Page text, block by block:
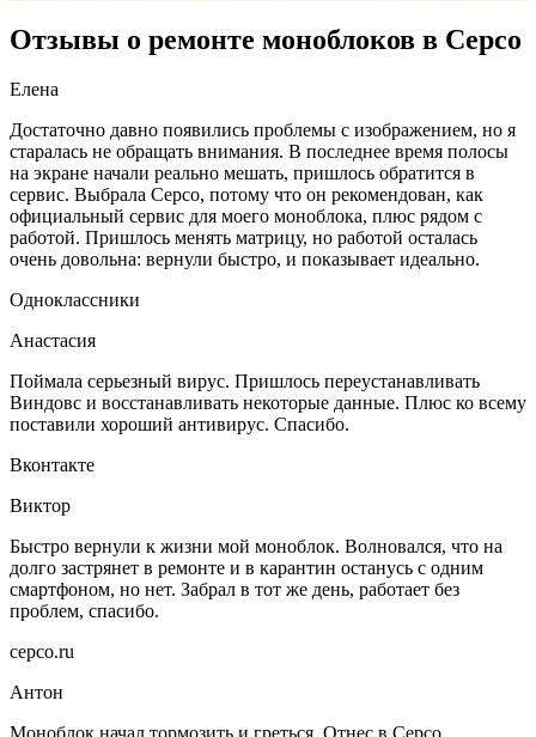
Отзывы о ремонте моноблоков в Серсо
Елена
Достаточно давно появились проблемы с изображением, но я
старалась не обращать внимания. В последнее время полосы
на экране начали реально мешать, пришлось обратится в
сервис. Выбрала Серсо, потому что он рекомендован, как
официальный сервис для моего моноблока, плюс рядом с
работой. Пришлось менять матрицу, но работой осталась
очень довольна: вернули быстро, и показывает идеально.
Одноклассники
Анастасия
Поймала серьезный вирус. Пришлось переустанавливать
Виндовс и восстанавливать некоторые данные. Плюс ко всему
поставили хороший антивирус. Спасибо.
Вконтакте
Виктор
Быстро вернули к жизни мой моноблок. Волновался, что на
долго застрянет в ремонте и в карантин останусь с одним
смартфоном, но нет. Забрал в тот же день, работает без
проблем, спасибо.
серсо.ru
Антон